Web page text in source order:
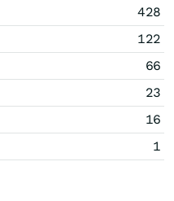
428
122
66
23
16
1